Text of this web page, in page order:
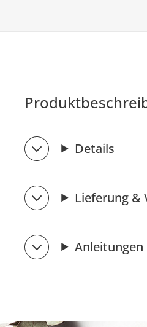
Details
Lieferung &
Anleitungen